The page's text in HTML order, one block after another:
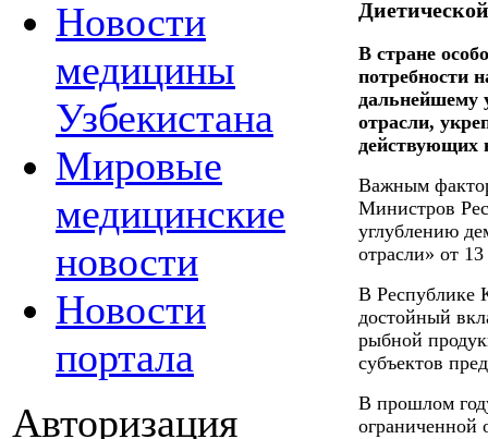
Новости
медицины
Узбекистана
Мировые
медицинские
новости
Новости
портала
Авторизация
В стране
потребности
дальнейшему
отрасли,
действующих
Важным
Министров
углублению
отрасли» от 13
В Республике
достойный
рыбной
субъектов
В прошлом
ограниченной